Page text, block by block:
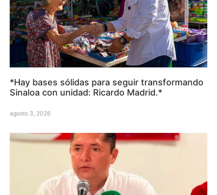
*Hay bases sólidas para seguir transformando
Sinaloa con unidad: Ricardo Madrid.*
agosto 3, 2026